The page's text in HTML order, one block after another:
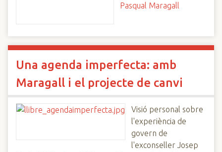
Pasqual Maragall
Una agenda imperfecta: amb
Maragall i el projecte de canvi
Visió personal sobre
l'experiència de
govern de
l'exconseller Josep